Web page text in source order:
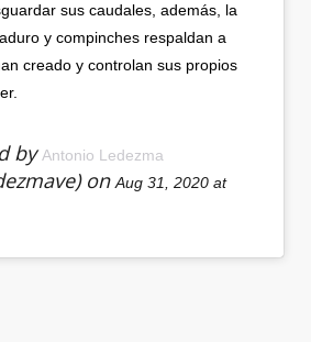
sus caudales, además, la
y compinches respaldan a
creado y controlan sus propios
byAntonio Ledezma
onAug 31, 2020 at